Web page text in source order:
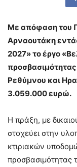
Με απόφαση του
Αρναουτάκη
2027» το έργο
Ρεθύμνου και
3.059.000 ευρώ.
Η πράξη, με
στοχεύει στην
κτιριακών
προσβασιμότητας